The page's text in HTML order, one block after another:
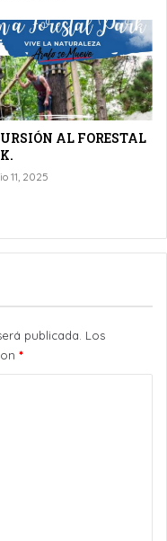
AL FORESTAL
11, 2025
publicada. Los
*